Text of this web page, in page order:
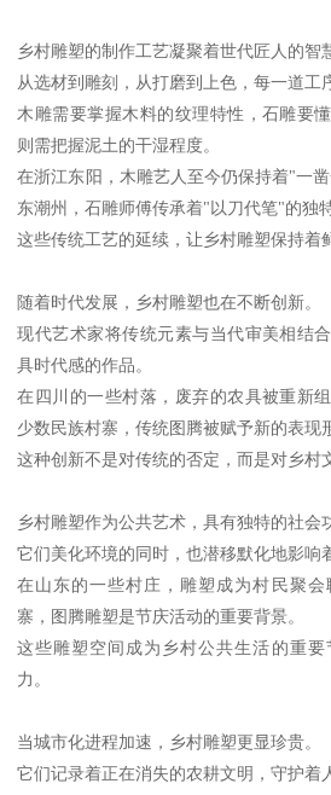
乡村雕塑的制作工艺凝聚着世代匠人的智
从选材到雕刻，从打磨到上色，每一道工
木雕需要掌握木料的纹理特性，石雕要
则需把握泥土的干湿程度。
在浙江东阳，木雕艺人至今仍保持着"一
东潮州，石雕师傅传承着"以刀代笔"的独
这些传统工艺的延续，让乡村雕塑保持着
随着时代发展，乡村雕塑也在不断创新。
现代艺术家将传统元素与当代审美相结
具时代感的作品。
在四川的一些村落，废弃的农具被重新
少数民族村寨，传统图腾被赋予新的表现
这种创新不是对传统的否定，而是对乡村
乡村雕塑作为公共艺术，具有独特的社会
它们美化环境的同时，也潜移默化地影响
在山东的一些村庄，雕塑成为村民聚
寨，图腾雕塑是节庆活动的重要背景。
这些雕塑空间成为乡村公共生活的重
力。
当城市化进程加速，乡村雕塑更显珍贵。
它们记录着正在消失的农耕文明，守护着